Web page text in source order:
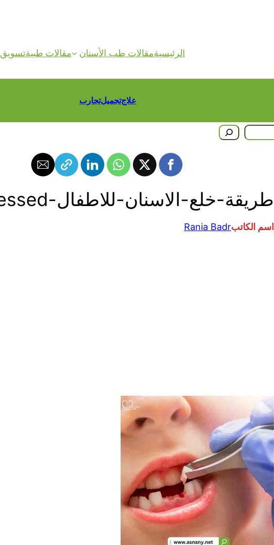
الرئيسيةمقالات طب الأسنان مقالات طبيةتسويق
علاجتجميلتجارب
طريقة-خلع-الاسنان-للاطفال-compressed
اسم الكاتبRania Badr